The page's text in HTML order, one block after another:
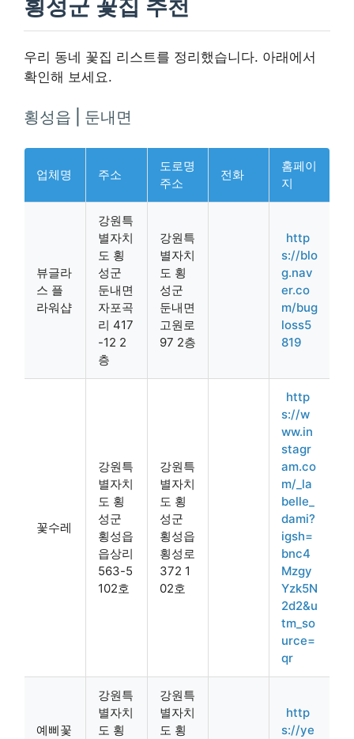
횡성군 꽃집 추천
우리 동네 꽃집 리스트를 정리했습니다. 아래에서
확인해 보세요.
횡성읍 | 둔내면
업체명 주소
도로명
주소
전화
홈페이
지
뷰글라
스 플
라워샵
강원특
별자치
도 횡
성군
둔내면
자포곡
리 417
-12 2
층
강원특
별자치
도 횡
성군
둔내면
고원로
97 2층
http
s://blo
g.nav
er.co
m/bug
loss5
819
꽃수레
강원특
별자치
도 횡
성군
횡성읍
읍상리
563-5
102호
강원특
별자치
도 횡
성군
횡성읍
횡성로
372 1
02호
http
s://w
ww.in
stagr
am.co
m/_la
belle_
dami?
igsh=
bnc4
Mzgy
Yzk5N
2d2&u
tm_so
urce=
qr
예삐꽃
강원특
별자치
도 횡
강원특
별자치
도 횡
http
s://ye